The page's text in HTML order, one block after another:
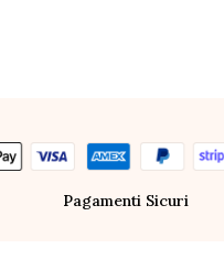
Pagamenti Sicuri